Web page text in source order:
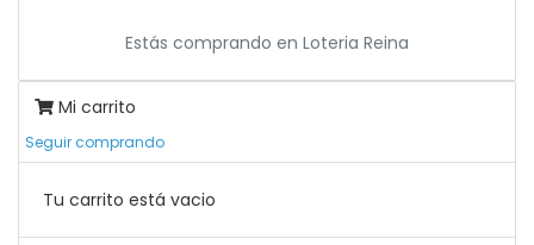
Estás comprando en Loteria Reina
Mi carrito
Seguir comprando
Tu carrito está vacio